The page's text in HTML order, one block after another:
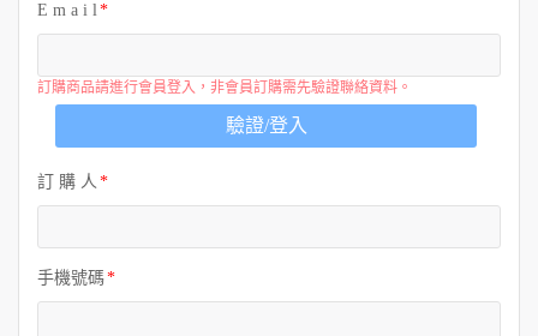
E m a i l
訂購商品請進行會員登入，非會員訂購需先驗證聯絡資料。
驗證/登入
訂 購 人
手機號碼